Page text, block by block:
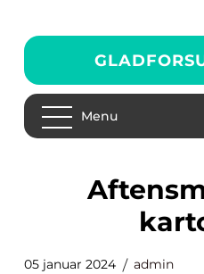
Menu
aftensmad med
05 januar 2024 admin